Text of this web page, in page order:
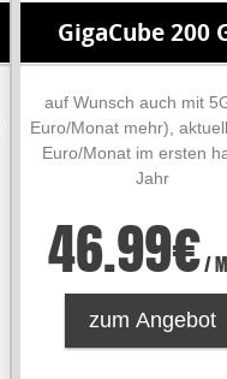
GigaCube 200
auf Wunsch auch mit
Euro/Monat mehr),
Euro/Monat im ersten
Jahr
46.99€/
zum Angebot